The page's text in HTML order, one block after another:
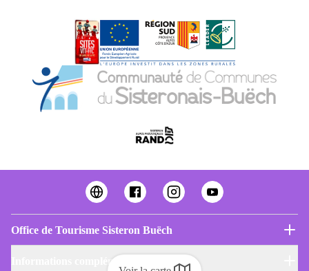
Office de Tourisme Sisteron Buëch
Informations complémentaires